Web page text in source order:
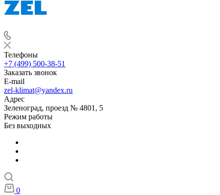
Телефоны
+7 (499) 500-38-51
Заказать звонок
E-mail
zel-klimat@yandex.ru
Адрес
Зеленоград, проезд № 4801, 5
Режим работы
Без выходных
0